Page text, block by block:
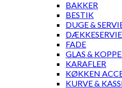
BAKKER
BESTIK
DUGE &
FADE
GLAS &
KARAFLER
KØKKEN
KURVE &